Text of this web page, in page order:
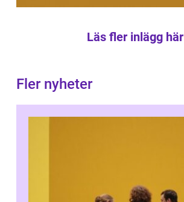
Läs fler inlägg här
Fler nyheter